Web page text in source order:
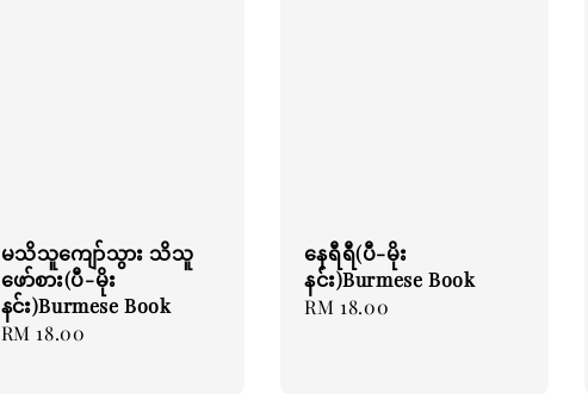
မသိသူကျော်သွား သိသူ
ဖော်စား(ပီ-မိုး
နင်း)Burmese Book
Regular
RM 18.00
နေရီရီ(ပီ-မိုး
နင်း)Burmese Book
Regular
RM 18.00